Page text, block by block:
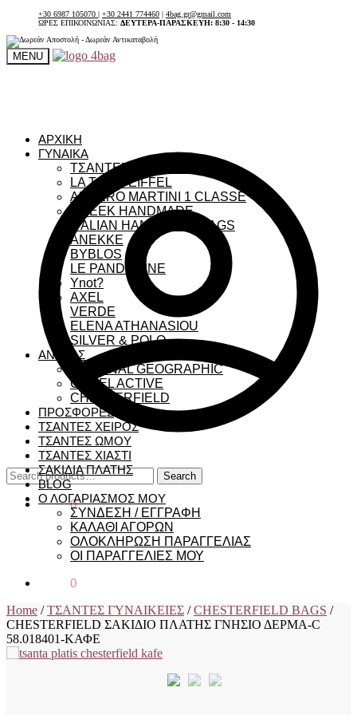
+30 6987 105070 | +30 2441 774460 | 4bag.gr@gmail.com
ΩΡΕΣ ΕΠΙΚΟΙΝΩΝΙΑΣ: ΔΕΥΤΕΡΑ-ΠΑΡΑΣΚΕΥΗ: 8:30 - 14:30
MENU
Search
for:
Search
€0,00 0
ΑΡΧΙΚΗ
ΓΥΝΑΙΚΑ
ΤΣΑΝΤΕΣ ΓΥΝΑΙΚΕΙΕΣ
LA TOUR EIFFEL
ALVIERO MARTINI 1 CLASSE
GREEK HANDMADE
ITALIAN HANDMADE BAGS
ANEKKE
BYBLOS
LE PANDORINE
Ynot?
AXEL
VERDE
ELENA ATHANASIOU
SILVER & POLO
ΑΝΔΡΑΣ
NATIONAL GEOGRAPHIC
CAMEL ACTIVE
CHESTERFIELD
ΠΡΟΣΦΟΡΕΣ
ΤΣΑΝΤΕΣ ΧΕΙΡΟΣ
ΤΣΑΝΤΕΣ ΩΜΟΥ
ΤΣΑΝΤΕΣ ΧΙΑΣΤΙ
ΣΑΚΙΔΙΑ ΠΛΑΤΗΣ
BLOG
Ο ΛΟΓΑΡΙΑΣΜΟΣ ΜΟΥ
ΣΥΝΔΕΣΗ / ΕΓΓΡΑΦΗ
ΚΑΛΑΘΙ ΑΓΟΡΩΝ
ΟΛΟΚΛΗΡΩΣΗ ΠΑΡΑΓΓΕΛΙΑΣ
ΟΙ ΠΑΡΑΓΓΕΛΙΕΣ ΜΟΥ
0
Home /ΤΣΑΝΤΕΣ ΓΥΝΑΙΚΕΙΕΣ /CHESTERFIELD BAGS /
CHESTERFIELD ΣΑΚΙΔΙΟ ΠΛΑΤΗΣ ΓΝΗΣΙΟ ΔΕΡΜΑ-C
58.018401-ΚΑΦΕ